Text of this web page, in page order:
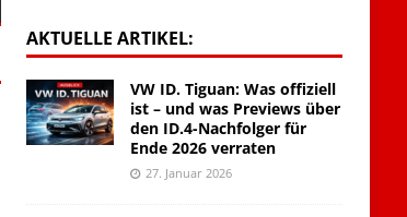
AKTUELLE ARTIKEL:
VW ID. Tiguan: Was offiziell
ist – und was Previews über
den ID.4-Nachfolger für
Ende 2026 verraten
27. Januar 2026